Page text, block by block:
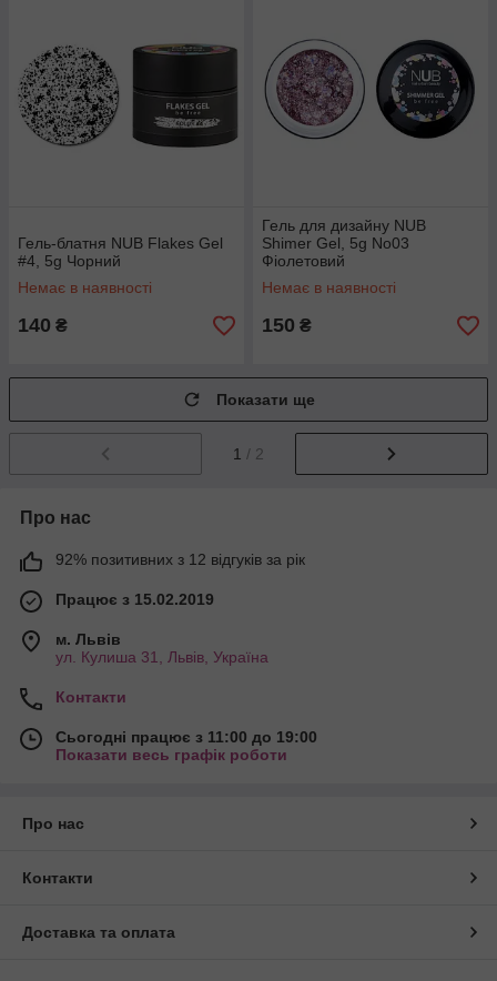
Гель-блатня NUB Flakes Gel
#4, 5g Чорний
Немає в наявності
140 ₴
Гель для дизайну NUB
Shimer Gel, 5g No03
Фіолетовий
Немає в наявності
150 ₴
Показати ще
1 / 2
Про нас
92% позитивних з 12 відгуків за рік
Працює з 15.02.2019
м. Львів
ул. Кулиша 31, Львів, Україна
Контакти
Сьогодні працює з 11:00 до 19:00
Показати весь графік роботи
Про нас
Контакти
Доставка та оплата